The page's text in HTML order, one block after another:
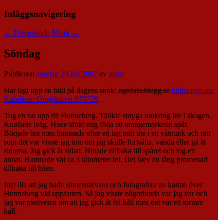
Inläggsnavigering
← Föregående Nästa →
Söndag
Publiceratsöndag 29 juli 2007 av nisse
Har lagt upp en bild på dagens snok: ngnfoto.blogg.se bilder.ngn.nu.
Rubriken: Onsjökärret 070729.
Tog en tur upp till Hunneberg. Tänkte smyga omkring lite i skogen.
Knallade iväg. Hade tänkt mig följa ett orangemarkerat spår.
Började bra men hamnade efter ett tag mitt ute i en våtmark och rätt
som det var visste jag inte om jag skulle fortsätta, vända eller gå åt
sidorna. Jag gick åt sidan. Hittade tillbaka till spåret och tog ett
annat. Hamnade väl ca 3 kilometer fel. Det blev en lång promenad
tillbaka till bilen.
Inte illa att jag hade sinnesnärvaro och fotografera av kartan över
Hunneberg vid uppfarten. Så jag visste någorlunda var jag var och
jag var medveten om att jag gick åt fel håll men det var ett torrare
håll.